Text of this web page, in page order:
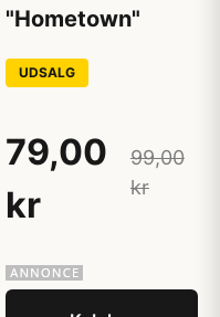
"Hometown"
UDSALG
79,00
kr
99,00
kr